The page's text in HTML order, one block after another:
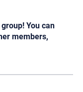
You can
members,